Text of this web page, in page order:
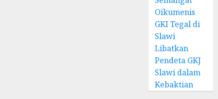
Oikumenis
GKI Tegal di
Slawi
Libatkan
Pendeta GKJ
Slawi dalam
Kebaktian